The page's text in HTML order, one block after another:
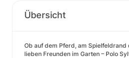
Übersicht
Ob auf dem Pferd, am
lieben Freunden im Garten – Polo